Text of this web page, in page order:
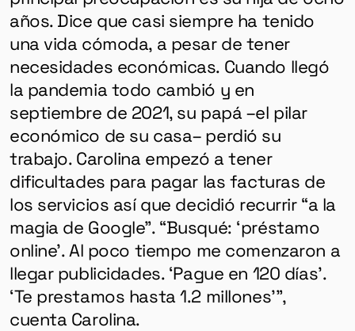
años. Dice que casi siempre ha tenido
una vida cómoda, a pesar de tener
necesidades económicas. Cuando llegó
la pandemia todo cambió y en
septiembre de 2021, su papá –el pilar
económico de su casa– perdió su
trabajo. Carolina empezó a tener
dificultades para pagar las facturas de
los servicios así que decidió recurrir “a la
magia de Google”. “Busqué: ‘préstamo
online’. Al poco tiempo me comenzaron a
llegar publicidades. ‘Pague en 120 días’.
‘Te prestamos hasta 1.2 millones’”,
cuenta Carolina.